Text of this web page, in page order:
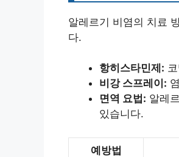
알레르기 비염의 치료
다.
항히스타민제:
비강 스프레이:
면역 요법: 알레
있습니다.
예방법